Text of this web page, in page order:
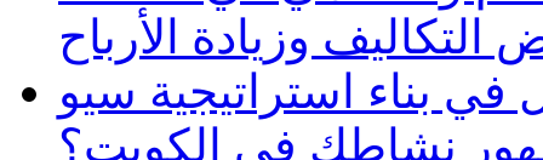
وزيادة الأرباح
بناء استراتيجية سيو
نشاطك في الكويت؟